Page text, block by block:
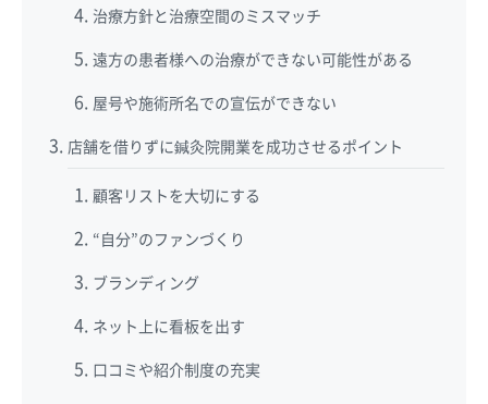
治療方針と治療空間のミスマッチ
遠方の患者様への治療ができない可能性がある
屋号や施術所名での宣伝ができない
店舗を借りずに鍼灸院開業を成功させるポイント
顧客リストを大切にする
“自分”のファンづくり
ブランディング
ネット上に看板を出す
口コミや紹介制度の充実